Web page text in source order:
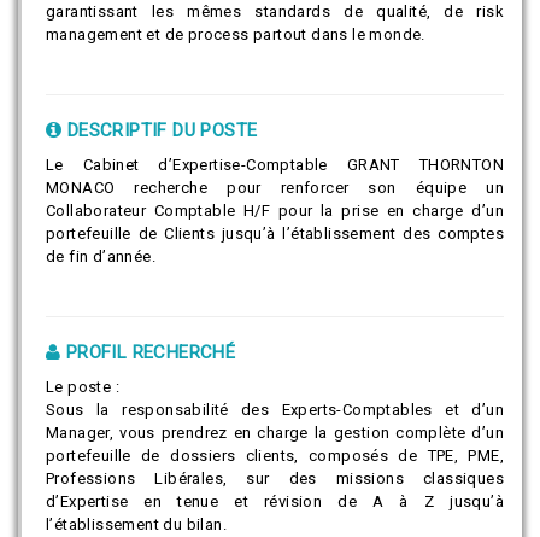
garantissant les mêmes standards de qualité, de risk
management et de process partout dans le monde.
DESCRIPTIF DU POSTE
Le Cabinet d’Expertise-Comptable GRANT THORNTON
MONACO recherche pour renforcer son équipe un
Collaborateur Comptable H/F pour la prise en charge d’un
portefeuille de Clients jusqu’à l’établissement des comptes
de fin d’année.
PROFIL RECHERCHÉ
Le poste :
Sous la responsabilité des Experts-Comptables et d’un
Manager, vous prendrez en charge la gestion complète d’un
portefeuille de dossiers clients, composés de TPE, PME,
Professions Libérales, sur des missions classiques
d’Expertise en tenue et révision de A à Z jusqu’à
l’établissement du bilan.